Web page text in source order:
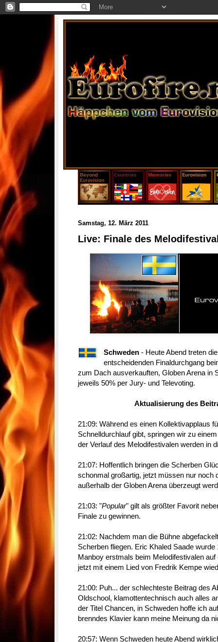
Samstag, 12. März 2011
Live: Finale des
Schweden - Heute Abend treten
entscheidenden Finaldurchgang
zum Dach ausverkauften, Globen Arena in
jeweils 50% per Jury- und Televoting.
Aktualisierung des
21:09: Während es einen Kollektivapplaus
Schnelldurchlauf gibt, springen wir zu
der Verlauf des Melodifestivalen werden in
21:07: Hoffentlich bringen die Scherben
schonmal großartig, jetzt müssen nur noch
außerhalb der Globen Arena überzeugt
21:03: "Popular" gilt als größter Favorit
Finale zu gewinnen.
21:02: Nachdem man die Bühne
Scherben fliegen. Eric Khaled Saade
Manboy erstmals beim Melodifestivalen
jetzt mit einem Lied von Fredrik Kempe
21:00: Puh... der schlechteste Beitrag des
Oldschool, klamottentechnisch auch alles
der Titel Chancen, in Schweden hoffe ich
brenndes Klavier kann meine Meinung da
20:57: Wenn Schweden heute Abend